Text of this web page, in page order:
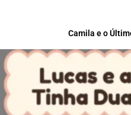
Camila e o